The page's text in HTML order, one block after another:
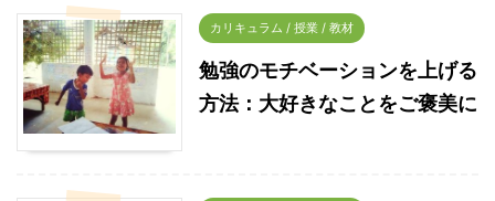
カリキュラム / 授業 / 教材
勉強のモチベーションを上げる
方法：大好きなことをご褒美に